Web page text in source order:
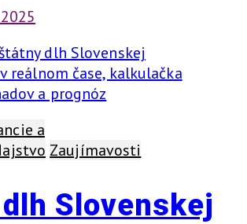
a
Zaujímavosti
Slovenskej